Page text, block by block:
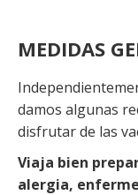
MEDIDAS
damos algunas
disfrutar de las
Viaja bien
alergia,